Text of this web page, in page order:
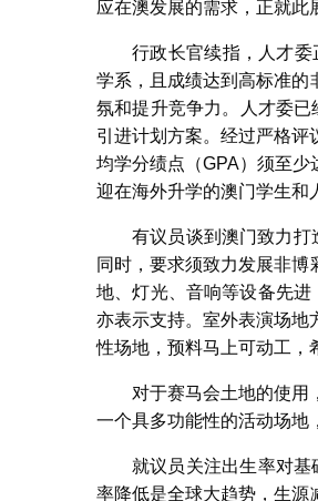
应在澳发展的需求，正就此
行政长官续指，人才委
学系，且成绩达到高标准的
氛和提升竞争力。人才委
引进计划方案。经过严格
均学分绩点（GPA）须至
迎在海外升学的澳门学生和
有议员谈到澳门致力打
同时，要求须致力发展非
地、灯光、音响等设备先进
亦表示支持。室外表演场地
性场地，预料马上可动工，
对于赛马会土地的使用
一个具多功能性的活动场地
就议员关注出生率对
率降低是全球大趋势，生源